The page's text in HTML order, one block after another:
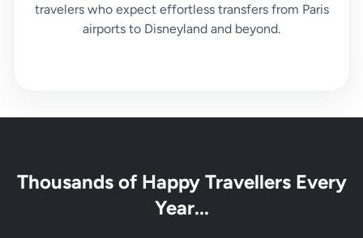
travelers who expect effortless transfers from Paris
airports to Disneyland and beyond.
Thousands of Happy Travellers Every
Year...